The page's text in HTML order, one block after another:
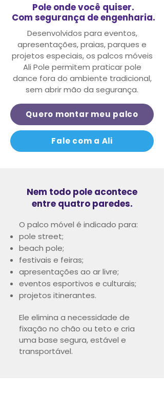
Pole onde você quiser.
Com segurança de engenharia.
Desenvolvidos para eventos,
apresentações, praias, parques e
projetos especiais,os palcos móveis
Ali Pole permitem praticar pole
dance fora do ambiente tradicional,
sem abrir mão da segurança.
Quero montar meu palco
Fale com a Ali
Nem todo pole acontece
entre quatro paredes.
O palco móvel é indicado para:
pole street;
beach pole;
festivais e feiras;
apresentações ao ar livre;
eventos esportivos e culturais;
projetos itinerantes.
Ele elimina a necessidade de
fixação no chão ou teto e cria
uma base segura, estável e
transportável.